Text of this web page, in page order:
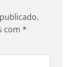
com *